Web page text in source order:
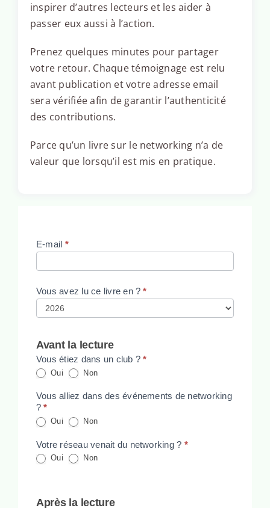
inspirer d’autres lecteurs et les aider à
passer eux aussi à l’action.
Prenez quelques minutes pour partager
votre retour. Chaque témoignage est relu
avant publication et votre adresse email
sera vérifiée afin de garantir l’authenticité
des contributions.
Parce qu’un livre sur le networking n’a de
valeur que lorsqu’il est mis en pratique.
Lecteur
E-mail *
Vous avez lu ce livre en ?*
Avant la lecture
Vous étiez dans un club ?*
Oui Non
Vous alliez dans des événements de networking
?*
Oui Non
Votre réseau venait du networking ? *
Oui Non
Après la lecture